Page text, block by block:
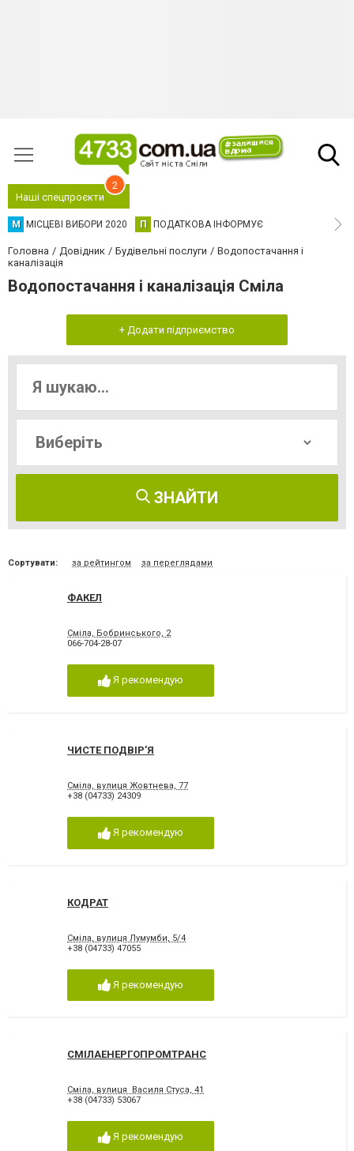
Наші спецпроєкти
2
М МІСЦЕВІ ВИБОРИ 2020 П ПОДАТКОВА ІНФОРМУЄ
Головна Довідник Будівельні послуги
Водопостачання і
каналізація
Водопостачання і каналізація Сміла
+ Додати підприємство
ЗНАЙТИ
Сортувати: за рейтингом за переглядами
ФАКЕЛ
Сміла, Бобринського, 2
066-704-28-07
Я рекомендую
ЧИСТЕ ПОДВІР’Я
Сміла, вулиця Жовтнева, 77
+38 (04733) 24309
Я рекомендую
КОДРАТ
Сміла, вулиця Лумумби, 5/4
+38 (04733) 47055
Я рекомендую
СМІЛАЕНЕРГОПРОМТРАНС
Сміла, вулиця Василя Стуса, 41
+38 (04733) 53067
Я рекомендую